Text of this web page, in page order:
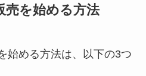
売を始める方法
始める方法は、以下の3つ